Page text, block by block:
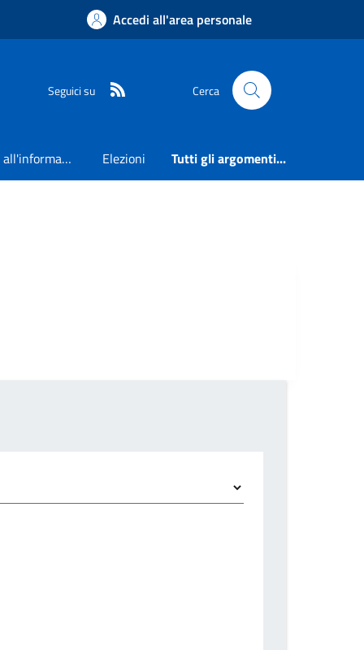
Accedi all'area personale
Seguici su Cerca
Accesso all'informazione Elezioni Tutti gli argomenti...